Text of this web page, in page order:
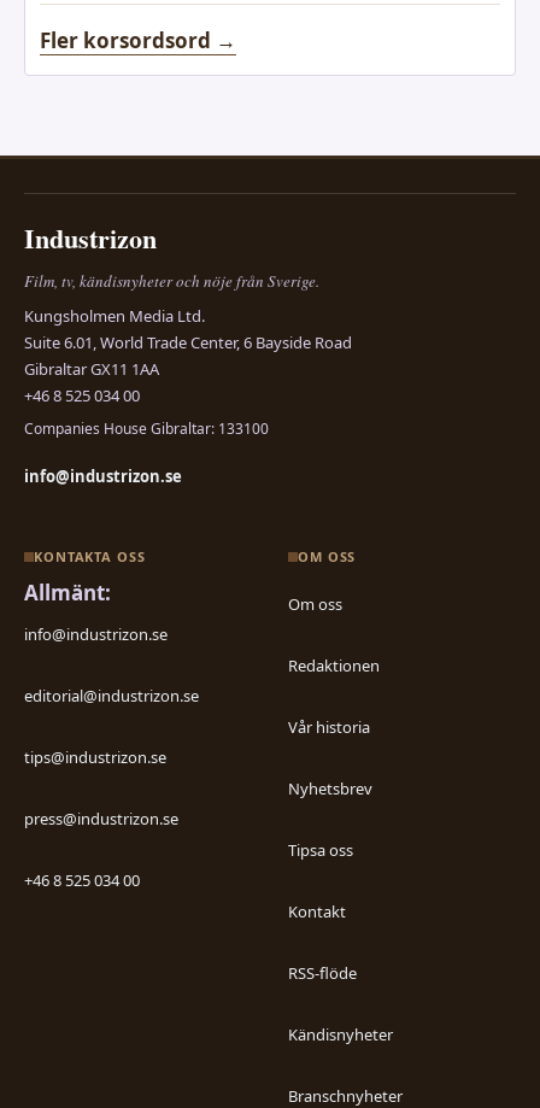
Fler korsordsord →
Industrizon
Film, tv, kändisnyheter och nöje från Sverige.
Kungsholmen Media Ltd.
Suite 6.01, World Trade Center, 6 Bayside Road
Gibraltar GX11 1AA
+46 8 525 034 00
Companies House Gibraltar: 133100
info@industrizon.se
KONTAKTA OSS
Allmänt:
info@industrizon.se
editorial@industrizon.se
tips@industrizon.se
press@industrizon.se
+46 8 525 034 00
OM OSS
Om oss
Redaktionen
Vår historia
Nyhetsbrev
Tipsa oss
Kontakt
RSS-flöde
Kändisnyheter
Branschnyheter